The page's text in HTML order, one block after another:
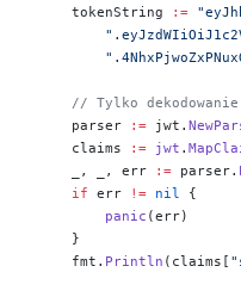
    tokenString
:=
    // Tylko dekodowanie
    parser
:= jwt.
    claims
:= jwt .
    _, _, err
:= parser.
    if
err != nil {
        panic
(err)
    }
    fmt.
Println (claims[